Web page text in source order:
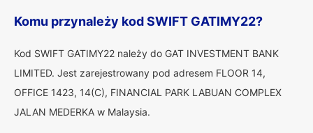
Komu przynależy kod SWIFT GATIMY22?
Kod SWIFT GATIMY22 należy do GAT INVESTMENT BANK
LIMITED. Jest zarejestrowany pod adresem FLOOR 14,
OFFICE 1423, 14(C), FINANCIAL PARK LABUAN COMPLEX
JALAN MEDERKA w Malaysia.